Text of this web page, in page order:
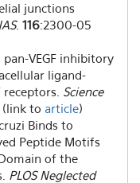
junctions
. 116:2300-05
VEGF inhibitory
ligand-
Science
(link to article)
Binds to
Peptide Motifs
of the
PLOS Neglected